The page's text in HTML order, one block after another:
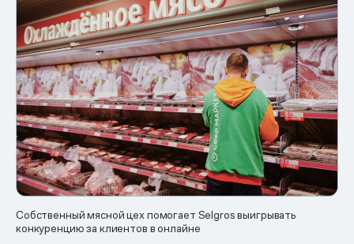
Собственный мясной цех помогает Selgros выигрывать
конкуренцию за клиентов в онлайне